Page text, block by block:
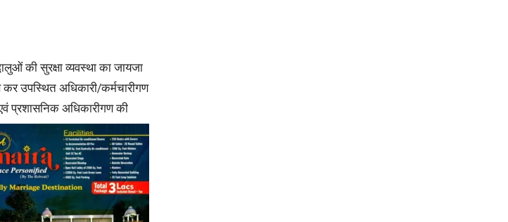
Paper
की सुरक्षा व्यवस्था का जायजा
उपस्थित अधिकारी/कर्मचारीगण
प्रशासनिक अधिकारीगण की